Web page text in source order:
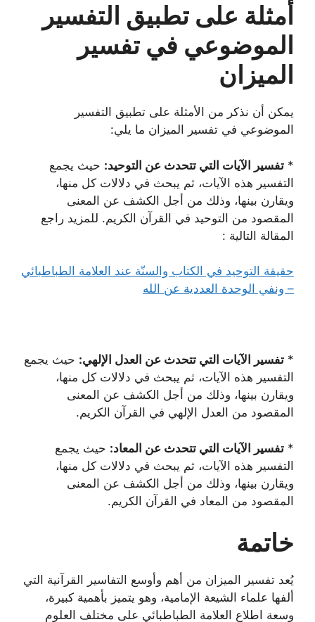
أمثلة على تطبيق التفسير
الموضوعي في تفسير
الميزان
يمكن أن نذكر من الأمثلة على تطبيق التفسير
الموضوعي في تفسير الميزان ما يلي:
* تفسير الآيات التي تتحدث عن التوحيد: حيث يجمع
التفسير هذه الآيات، ثم يبحث في دلالات كل منها،
ويقارن بينها، وذلك من أجل الكشف عن المعنى
المقصود من التوحيد في القرآن الكريم. للمزيد راجع
المقالة التالية :
حقيقة التوحيد في الكتاب والسنّة عند العلامة الطباطبائي
– ونفي الوحدة العددية عن الله
* تفسير الآيات التي تتحدث عن العدل الإلهي: حيث يجمع
التفسير هذه الآيات، ثم يبحث في دلالات كل منها،
ويقارن بينها، وذلك من أجل الكشف عن المعنى
المقصود من العدل الإلهي في القرآن الكريم.
* تفسير الآيات التي تتحدث عن المعاد: حيث يجمع
التفسير هذه الآيات، ثم يبحث في دلالات كل منها،
ويقارن بينها، وذلك من أجل الكشف عن المعنى
المقصود من المعاد في القرآن الكريم.
خاتمة
يُعد تفسير الميزان من أهم وأوسع التفاسير القرآنية التي
ألفها علماء الشيعة الإمامية، وهو يتميز بأهمية كبيرة،
وسعة اطلاع العلامة الطباطبائي على مختلف العلوم